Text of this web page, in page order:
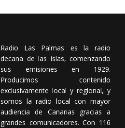
Radio Las Palmas es la radio
decana de las islas, comenzando
sus emisiones en 1929.
Producimos contenido
exclusivamente local y regional, y
somos la radio local con mayor
audiencia de Canarias gracias a
grandes comunicadores. Con 116